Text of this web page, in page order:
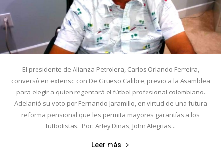
El presidente de Alianza Petrolera, Carlos Orlando Ferreira,
conversó en extenso con De Grueso Calibre, previo a la Asamblea
para elegir a quien regentará el fútbol profesional colombiano.
Adelantó su voto por Fernando Jaramillo, en virtud de una futura
reforma pensional que les permita mayores garantías a los
futbolistas. Por: Arley Dinas, John Alegrías...
Leer más